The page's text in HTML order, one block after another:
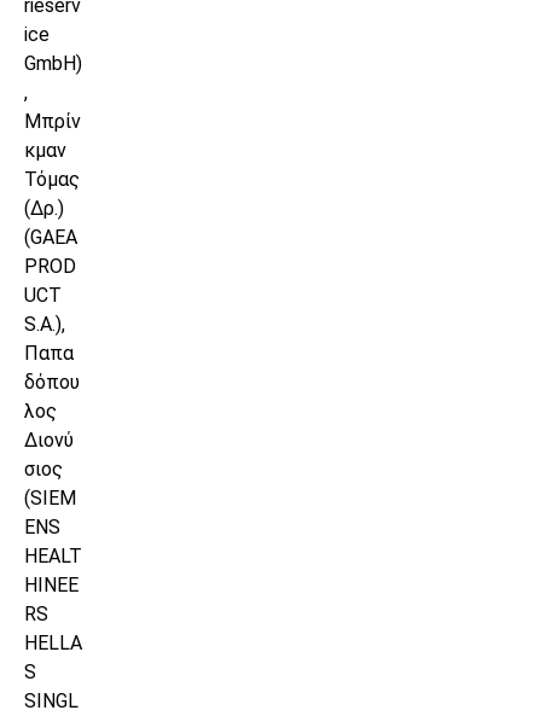
rieserv
ice
GmbH)
,
Μπρίν
κμαν
Τόμας
(Δρ.)
(GAEA
PROD
UCT
S.A.),
Παπα
δόπου
λος
Διονύ
σιος
(SIEM
ENS
HEALT
HINEE
RS
HELLA
S
SINGL